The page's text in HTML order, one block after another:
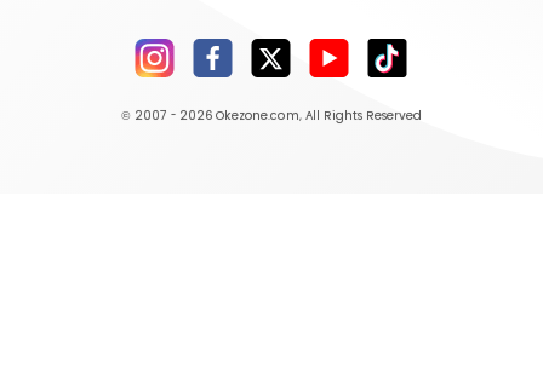
© 2007 - 2026 Okezone.com, All Rights Reserved